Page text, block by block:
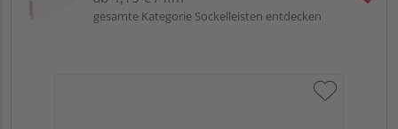
gesamte Kategorie Sockelleisten entdecken